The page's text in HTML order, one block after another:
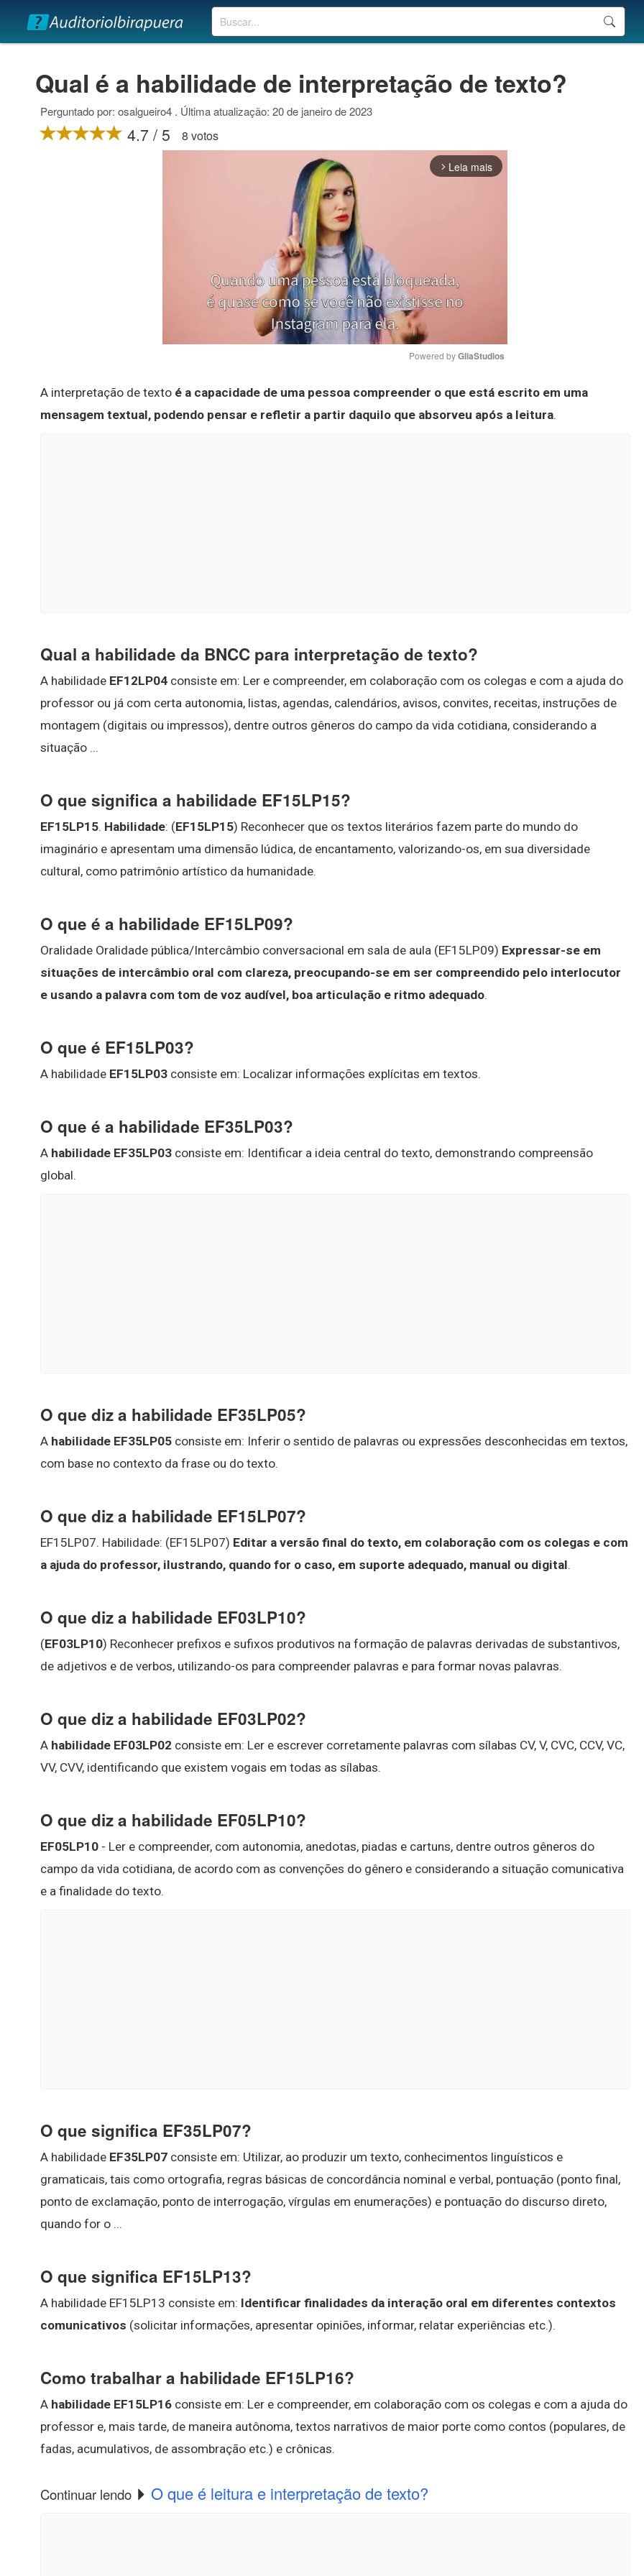
Buscar
Qual é a habilidade de interpretação de texto?
Perguntado por: osalgueiro4 . Última atualização: 20 de janeiro de 2023
4.7 / 5 8 votos
arrow_forward_ios Leia mais
Mute
Powered by GliaStudios
A interpretação de texto é a capacidade de uma pessoa compreender o que está escrito em uma
mensagem textual, podendo pensar e refletir a partir daquilo que absorveu após a leitura.
Qual a habilidade da BNCC para interpretação de texto?
A habilidade EF12LP04 consiste em: Ler e compreender, em colaboração com os colegas e com a ajuda do
professor ou já com certa autonomia, listas, agendas, calendários, avisos, convites, receitas, instruções de
montagem (digitais ou impressos), dentre outros gêneros do campo da vida cotidiana, considerando a
situação ...
O que significa a habilidade EF15LP15?
EF15LP15. Habilidade: (EF15LP15) Reconhecer que os textos literários fazem parte do mundo do
imaginário e apresentam uma dimensão lúdica, de encantamento, valorizando-os, em sua diversidade
cultural, como patrimônio artístico da humanidade.
O que é a habilidade EF15LP09?
Oralidade Oralidade pública/Intercâmbio conversacional em sala de aula (EF15LP09) Expressar-se em
situações de intercâmbio oral com clareza, preocupando-se em ser compreendido pelo interlocutor
e usando a palavra com tom de voz audível, boa articulação e ritmo adequado.
O que é EF15LP03?
A habilidade EF15LP03 consiste em: Localizar informações explícitas em textos.
O que é a habilidade EF35LP03?
A habilidade EF35LP03 consiste em: Identificar a ideia central do texto, demonstrando compreensão
global.
O que diz a habilidade EF35LP05?
A habilidade EF35LP05 consiste em: Inferir o sentido de palavras ou expressões desconhecidas em textos,
com base no contexto da frase ou do texto.
O que diz a habilidade EF15LP07?
EF15LP07. Habilidade: (EF15LP07) Editar a versão final do texto, em colaboração com os colegas e com
a ajuda do professor, ilustrando, quando for o caso, em suporte adequado, manual ou digital.
O que diz a habilidade EF03LP10?
(EF03LP10) Reconhecer prefixos e sufixos produtivos na formação de palavras derivadas de substantivos,
de adjetivos e de verbos, utilizando-os para compreender palavras e para formar novas palavras.
O que diz a habilidade EF03LP02?
A habilidade EF03LP02 consiste em: Ler e escrever corretamente palavras com sílabas CV, V, CVC, CCV, VC,
VV, CVV, identificando que existem vogais em todas as sílabas.
O que diz a habilidade EF05LP10?
EF05LP10 - Ler e compreender, com autonomia, anedotas, piadas e cartuns, dentre outros gêneros do
campo da vida cotidiana, de acordo com as convenções do gênero e considerando a situação comunicativa
e a finalidade do texto.
O que significa EF35LP07?
A habilidade EF35LP07 consiste em: Utilizar, ao produzir um texto, conhecimentos linguísticos e
gramaticais, tais como ortografia, regras básicas de concordância nominal e verbal, pontuação (ponto final,
ponto de exclamação, ponto de interrogação, vírgulas em enumerações) e pontuação do discurso direto,
quando for o ...
O que significa EF15LP13?
A habilidade EF15LP13 consiste em: Identificar finalidades da interação oral em diferentes contextos
comunicativos (solicitar informações, apresentar opiniões, informar, relatar experiências etc.).
Como trabalhar a habilidade EF15LP16?
A habilidade EF15LP16 consiste em: Ler e compreender, em colaboração com os colegas e com a ajuda do
professor e, mais tarde, de maneira autônoma, textos narrativos de maior porte como contos (populares, de
fadas, acumulativos, de assombração etc.) e crônicas.
Continuar lendo O que é leitura e interpretação de texto?